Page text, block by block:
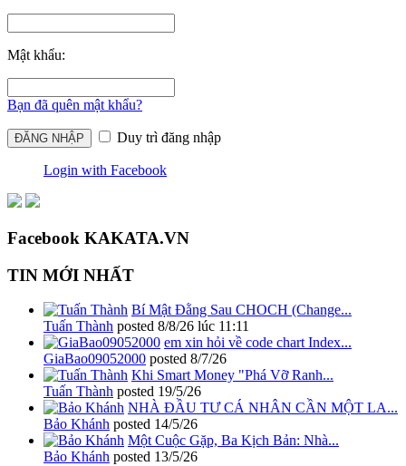
Mật khẩu:
Bạn đã quên mật khẩu?
Duy trì đăng nhập
Login with Facebook
Facebook KAKATA.VN
TIN MỚI NHẤT
Bí Mật Đằng Sau CHOCH (Change...
Tuấn Thành posted 8/8/26 lúc 11:11
em xin hỏi về code chart Index...
GiaBao09052000 posted 8/7/26
Khi Smart Money "Phá Vỡ Ranh...
Tuấn Thành posted 19/5/26
NHÀ ĐẦU TƯ CÁ NHÂN CẦN MỘT LA...
Bảo Khánh posted 14/5/26
Một Cuộc Gặp, Ba Kịch Bản: Nhà...
Bảo Khánh posted 13/5/26